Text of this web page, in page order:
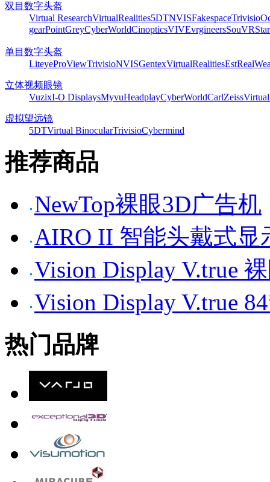
双目数字头盔
Virtual ResearchVirtualRealities5DTNVISFakespaceTrivisio
gearPointGreyCyberWorldCinopticsVIVEvrgineersSouVR
单目数字头盔
LiteyeProViewTrivisioNVISGentexVirtualRealitiesEst
立体视频眼镜
VuzixI-O DisplaysMyvuHeadplayCyberWorldCarlZeiss
虚拟望远镜
5DTVirtual BinocularTrivisioCybermind
推荐商品
NewTop裸眼3D广告机
AIRO II 智能头戴式显
Vision Display V.true
Vision Display V.true
热门品牌